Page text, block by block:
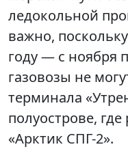
ледокольной
важно,
году — с
газовозы не
терминала
полуострове,
«Арктик СПГ-2».